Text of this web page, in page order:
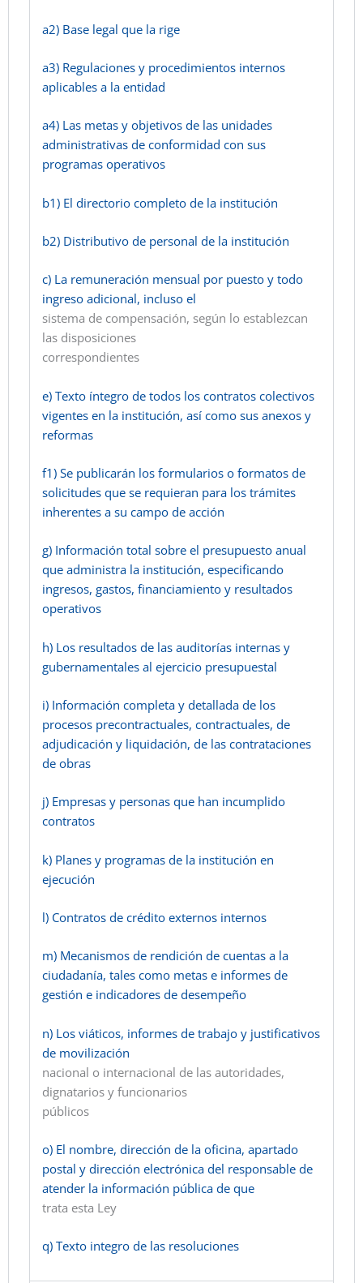
a2) Base legal que la rige
a3) Regulaciones y procedimientos internos
aplicables a la entidad
a4) Las metas y objetivos de las unidades
administrativas de conformidad con sus
programas operativos
b1) El directorio completo de la institución
b2) Distributivo de personal de la institución
c) La remuneración mensual por puesto y todo
ingreso adicional, incluso el
sistema de compensación, según lo establezcan
las disposiciones
correspondientes
e) Texto íntegro de todos los contratos colectivos
vigentes en la institución, así como sus anexos y
reformas
f1) Se publicarán los formularios o formatos de
solicitudes que se requieran para los trámites
inherentes a su campo de acción
g) Información total sobre el presupuesto anual
que administra la institución, especificando
ingresos, gastos, financiamiento y resultados
operativos
h) Los resultados de las auditorías internas y
gubernamentales al ejercicio presupuestal
i) Información completa y detallada de los
procesos precontractuales, contractuales, de
adjudicación y liquidación, de las contrataciones
de obras
j) Empresas y personas que han incumplido
contratos
k) Planes y programas de la institución en
ejecución
l) Contratos de crédito externos internos
m) Mecanismos de rendición de cuentas a la
ciudadanía, tales como metas e informes de
gestión e indicadores de desempeño
n) Los viáticos, informes de trabajo y justificativos
de movilización
nacional o internacional de las autoridades,
dignatarios y funcionarios
públicos
o) El nombre, dirección de la oficina, apartado
postal y dirección electrónica del responsable de
atender la información pública de que
trata esta Ley
q) Texto integro de las resoluciones